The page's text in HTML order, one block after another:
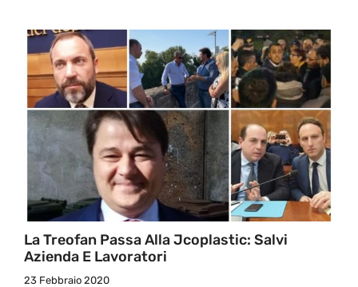
La Treofan Passa Alla Jcoplastic: Salvi
Azienda E Lavoratori
23 Febbraio 2020